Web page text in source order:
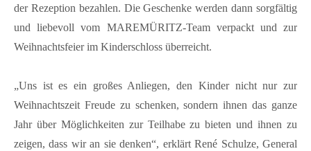
der Rezeption bezahlen. Die Geschenke werden dann sorgfältig
und liebevoll vom MAREMÜRITZ-Team verpackt und zur
Weihnachtsfeier im Kinderschloss überreicht.
„Uns ist es ein großes Anliegen, den Kinder nicht nur zur
Weihnachtszeit Freude zu schenken, sondern ihnen das ganze
Jahr über Möglichkeiten zur Teilhabe zu bieten und ihnen zu
zeigen, dass wir an sie denken“, erklärt René Schulze, General